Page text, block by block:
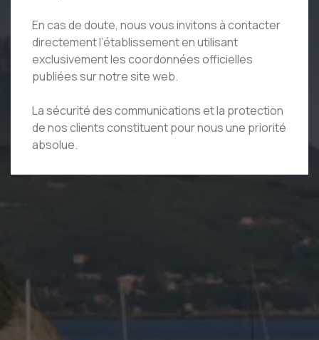
En cas de doute, nous vous invitons à contacter
directement l’établissement en utilisant
exclusivement les coordonnées officielles
publiées sur notre site web.
La sécurité des communications et la protection
de nos clients constituent pour nous une priorité
absolue.